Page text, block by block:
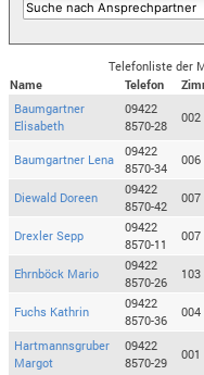
Telefonliste der
Name
Telefon
Baumgartner
Elisabeth
09422
8570-28
002
Baumgartner Lena
09422
8570-34
006
Diewald Doreen
09422
8570-42
007
Drexler Sepp
09422
8570-11
007
Ehrnböck Mario
09422
8570-26
103
Fuchs Kathrin
09422
8570-36
004
Hartmannsgruber
Margot
09422
8570-29
001